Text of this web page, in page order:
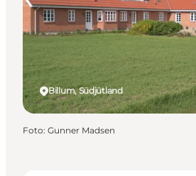
Billum, Südjütland
Foto: Gunner Madsen